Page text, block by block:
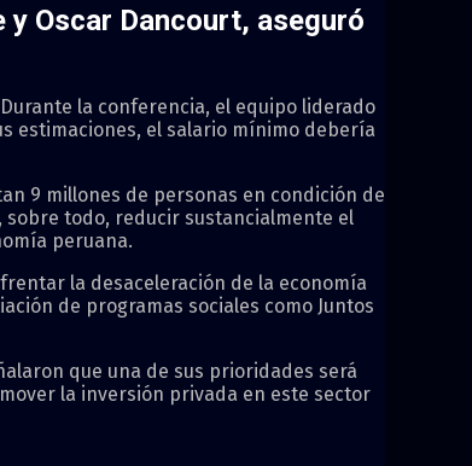
Oscar Dancourt, aseguró
la conferencia, el equipo liderado
estimaciones, el salario mínimo debería
9 millones de personas en condición de
todo, reducir sustancialmente el
peruana.
la desaceleración de la economía
de programas sociales como Juntos
que una de sus prioridades será
la inversión privada en este sector